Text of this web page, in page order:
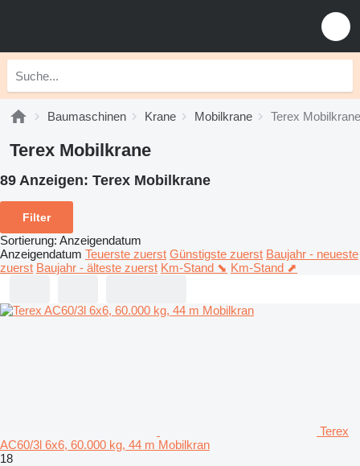
Baumaschinen Krane Mobilkrane Terex Mobilkrane
Terex Mobilkrane
89 Anzeigen: Terex Mobilkrane
Filter
Sortierung: Anzeigendatum
Anzeigendatum Teuerste zuerst Günstigste zuerst Baujahr - neueste
zuerst Baujahr - älteste zuerst Km-Stand ⬊ Km-Stand ⬈
Terex
AC60/3l 6x6, 60.000 kg, 44 m Mobilkran
18